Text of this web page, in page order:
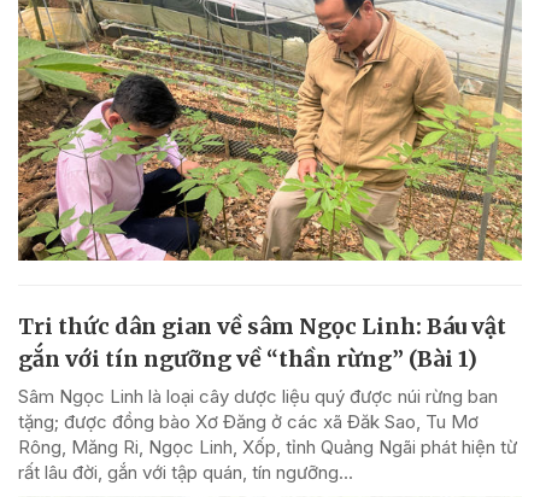
Tri thức dân gian về sâm Ngọc Linh: Báu vật
gắn với tín ngưỡng về “thần rừng” (Bài 1)
Sâm Ngọc Linh là loại cây dược liệu quý được núi rừng ban
tặng; được đồng bào Xơ Đăng ở các xã Đăk Sao, Tu Mơ
Rông, Măng Ri, Ngọc Linh, Xốp, tỉnh Quảng Ngãi phát hiện từ
rất lâu đời, gắn với tập quán, tín ngưỡng...